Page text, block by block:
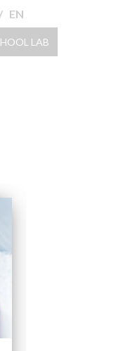
LAB
/ EN